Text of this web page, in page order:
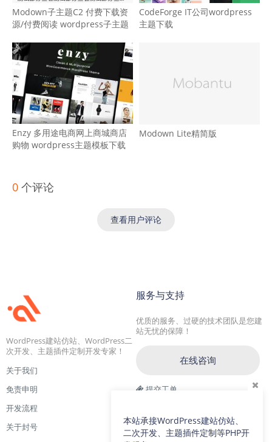
Modown子主题C2 付费下载资
源/付费阅读 wordpress子主题
CodeForge IT公司wordpress
主题下载
Enzy 多用途电商网上商城商店
购物 wordpress主题模板下载
Modown Lite精简版
0 个评论
查看用户评论
WordPress建站仿站、WordPress二
次开发、主题插件定制开发专家！
关于我们
免责申明
开发流程
关于封号
服务与支持
优质的服务、过硬的技术团队是您建
站无忧的保障！
在线咨询
提交工单
交流二群：64786792
本站承接WordPress建站仿站、
二次开发、主题插件定制等PHP开